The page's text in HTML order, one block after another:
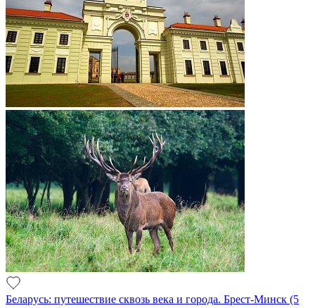
Беларусь: путешествие сквозь века и города. Брест-Минск (5